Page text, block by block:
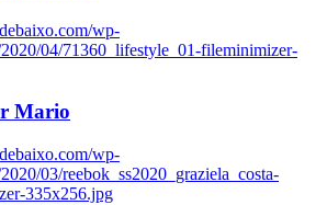
wp-
04/71360_lifestyle_01-fileminimizer-
Mario
wp-
03/reebok_ss2020_graziela_costa-
335x256.jpg